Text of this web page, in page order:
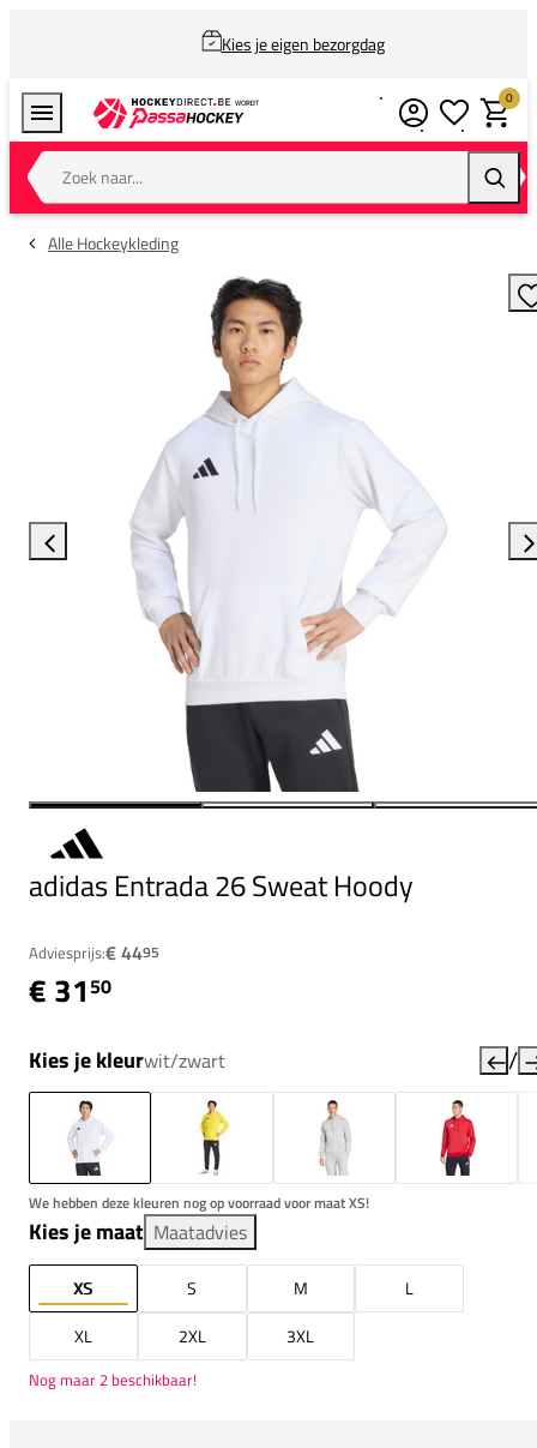
Kies je eigen bezorgdag
Zoek naar...
0
Alle Hockeykleding
adidas Entrada 26 Sweat Hoody
Adviesprijs:€ 4495
€ 3150
Kies je kleurwit/zwart /
We hebben deze kleuren nog op voorraad voor maat XS!
Kies je maat Maatadvies
XS S M
L
XL
2XL 3XL
Nog maar 2 beschikbaar!